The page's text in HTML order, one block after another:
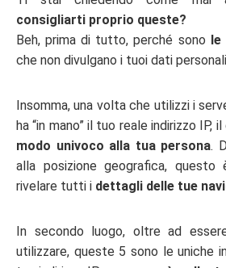
consigliarti proprio queste?
Beh, prima di tutto, perché sono
che non divulgano i tuoi dati
Insomma, una volta che utilizzi i
ha “in mano” il tuo reale indirizzo IP,
modo univoco alla tua persona.
alla posizione geografica,
rivelare tutti i dettagli delle tue
In secondo luogo, oltre ad
utilizzare, queste 5 sono le uniche